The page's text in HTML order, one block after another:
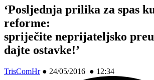
‘Posljednja prilika za spas
reforme:
spriječite neprijateljsko
dajte ostavke!’
TrisComHr● 24/05/2016 ● 12:34